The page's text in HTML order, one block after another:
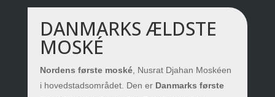
DANMARKS ÆLDSTE
MOSKÉ
Nordens første moské, Nusrat Djahan Moskéen
i hovedstadsområdet. Den er Danmarks første